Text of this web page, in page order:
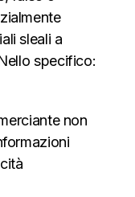
sleali a
specifico:
non